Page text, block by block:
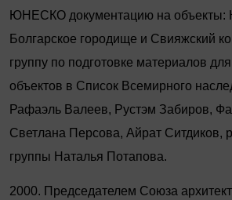
ЮНЕСКО документацию на объекты:
Болгарское городище и Свияжский
группу по подготовке материалов
объектов в Список Всемирного
Рафаэль Валеев, Рустэм Забиров,
Светлана Персова, Айрат Ситдиков,
группы Наталья Потапова.
2000. Председателем Союза